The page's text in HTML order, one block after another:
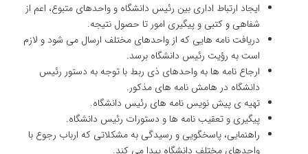
ایجاد ارتباط اداری بین رئیس دانشگاه و واحدهای متبوع، اعم از
شفاهی و کتبی و پیگیری امور تا حصول نتیجه.
دریافت نامه هایی که از واحدهای مختلف ارسال می شود و لازم
است به رؤیت رئیس دانشگاه برسد.
ارجاع نامه ها به واحدهای ذی ربط با توجه به دستور رئیس
دانشگاه در هامش نامه های مذکور.
تهیه ی پیش نویس نامه های رئیس دانشگاه.
پیگیری و تعقیب نامه ها و دستورات رئیس دانشگاه.
راهنمایی، پاسخگویی و رسیدگی به مشکلاتی که ارباب رجوع با
واحدهای مختلف دانشگاه پیدا می کند.